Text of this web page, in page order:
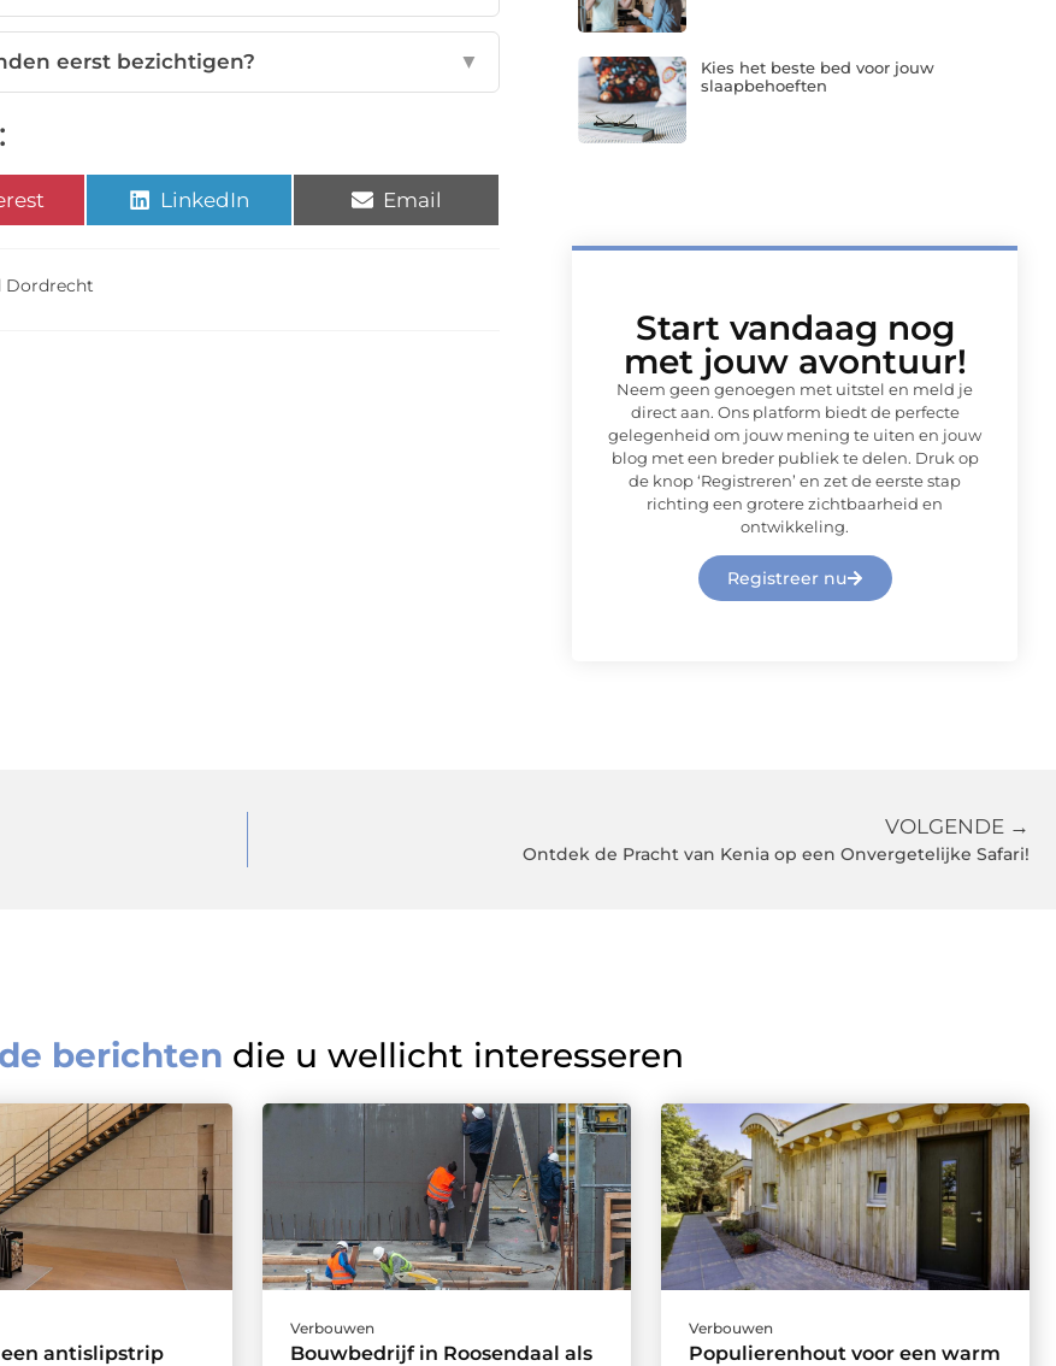
eerst bezichtigen? ▼
LinkedIn Email
Dordrecht
Kies het beste bed voor jouw
slaapbehoeften
Start vandaag nog
met jouw avontuur!
Neem geen genoegen met uitstel en meld je
direct aan. Ons platform biedt de perfecte
gelegenheid om jouw mening te uiten en jouw
blog met een breder publiek te delen. Druk op
de knop ‘Registreren’ en zet de eerste stap
richting een grotere zichtbaarheid en
ontwikkeling.
Registreer nu
VOLGENDE →
Ontdek de Pracht van Kenia op een Onvergetelijke Safari!
berichten die u wellicht interesseren
antislipstrip
Verbouwen
Bouwbedrijf in Roosendaal als
Verbouwen
Populierenhout voor een warm